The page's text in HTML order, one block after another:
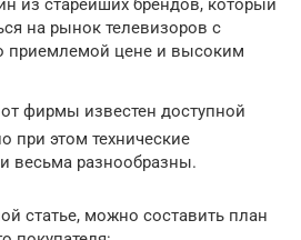
из старейших брендов, который
на рынок телевизоров с
приемлемой цене и высоким
фирмы известен доступной
при этом технические
весьма разнообразны.
статье, можно составить план